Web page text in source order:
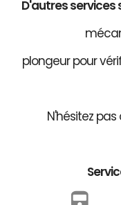
D'autres services
plongeur pour
N'hésitez